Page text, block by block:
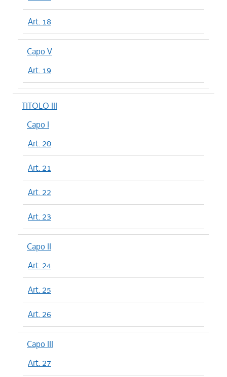
Art. 18
Capo V
Art. 19
TITOLO III
Capo I
Art. 20
Art. 21
Art. 22
Art. 23
Capo II
Art. 24
Art. 25
Art. 26
Capo III
Art. 27